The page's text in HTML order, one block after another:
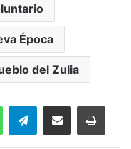
Época
del Zulia
WhatsAppTelegramCompartir por correo electrónico